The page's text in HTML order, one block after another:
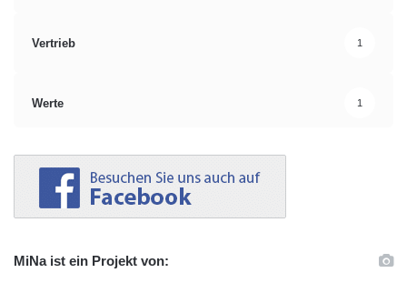
Vertrieb 1
Werte 1
MiNa ist ein Projekt von: